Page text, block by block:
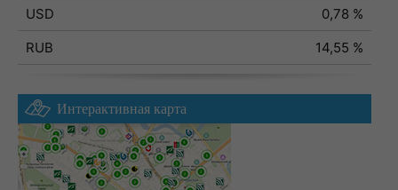
USD
0,78 %
RUB
14,55 %
Интерактивная карта